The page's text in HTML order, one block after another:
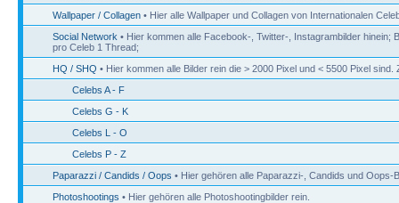
Wallpaper / Collagen • Hier alle Wallpaper und Collagen von Internationalen
Social Network • Hier kommen alle Facebook-, Twitter-, Instagrambilder hinein;
pro Celeb 1 Thread;
HQ / SHQ • Hier kommen alle Bilder rein die > 2000 Pixel und < 5500 Pixel
Celebs A - F
Celebs G - K
Celebs L - O
Celebs P - Z
Paparazzi / Candids / Oops • Hier gehören alle Paparazzi-, Candids und Oops-
Photoshootings • Hier gehören alle Photoshootingbilder rein.